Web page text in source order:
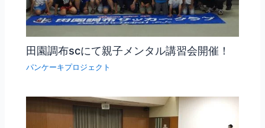
田園調布scにて親子メンタル講習会開催！
パンケーキプロジェクト